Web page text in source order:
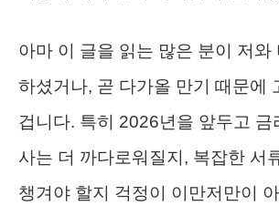
아마 이 글을 읽는 많은 분이 저와
하셨거나, 곧 다가올 만기 때문에
겁니다. 특히 2026년을 앞두고 금
사는 더 까다로워질지, 복잡한 서
챙겨야 할지 걱정이 이만저만이